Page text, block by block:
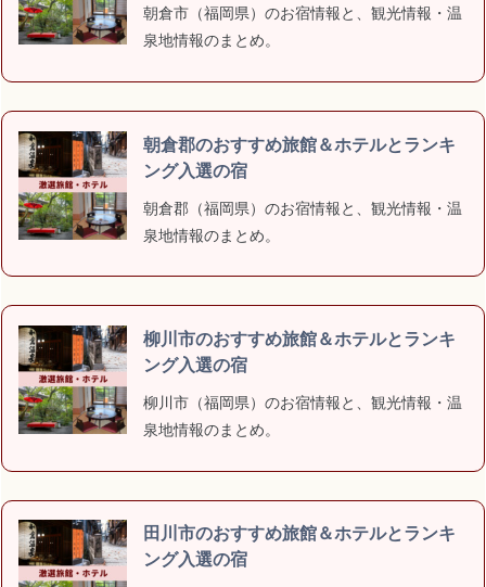
朝倉市（福岡県）のお宿情報と、観光情報・温
泉地情報のまとめ。
朝倉郡のおすすめ旅館＆ホテルとランキ
ング入選の宿
朝倉郡（福岡県）のお宿情報と、観光情報・温
泉地情報のまとめ。
柳川市のおすすめ旅館＆ホテルとランキ
ング入選の宿
柳川市（福岡県）のお宿情報と、観光情報・温
泉地情報のまとめ。
田川市のおすすめ旅館＆ホテルとランキ
ング入選の宿